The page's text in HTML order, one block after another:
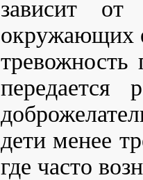
зависит от
окружающих
тревожность
дети менее
где часто